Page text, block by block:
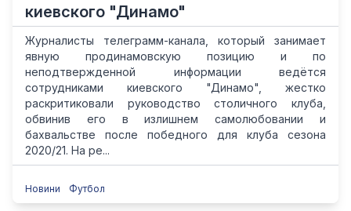
киевского "Динамо"
Журналисты телеграмм-канала, который занимает
явную продинамовскую позицию и по
неподтвержденной информации ведётся
сотрудниками киевского "Динамо", жестко
раскритиковали руководство столичного клуба,
обвинив его в излишнем самолюбовании и
бахвальстве после победного для клуба сезона
2020/21. На ре...
Новини Футбол